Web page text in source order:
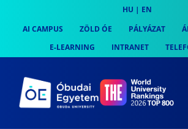
content
HU | EN
AI CAMPUS
ZÖLD ÓE PÁLYÁZAT
E-LEARNING
INTRANET